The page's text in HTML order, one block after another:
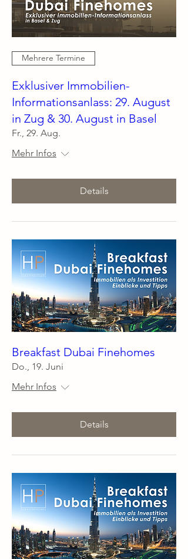
Mehrere Termine
Exklusiver Immobilien-
Informationsanlass: 29. August
in Zug & 30. August in Basel
Fr., 29. Aug.
Mehr Infos
Details
Breakfast Dubai Finehomes
Do., 19. Juni
Mehr Infos
Details